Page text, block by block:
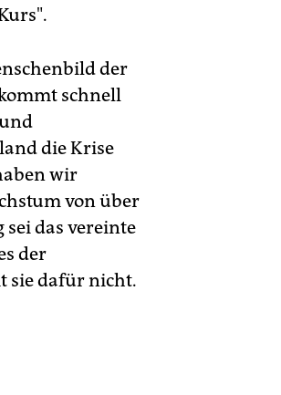
der
schnell
die Krise
wir
von über
das vereinte
der
sie dafür nicht.